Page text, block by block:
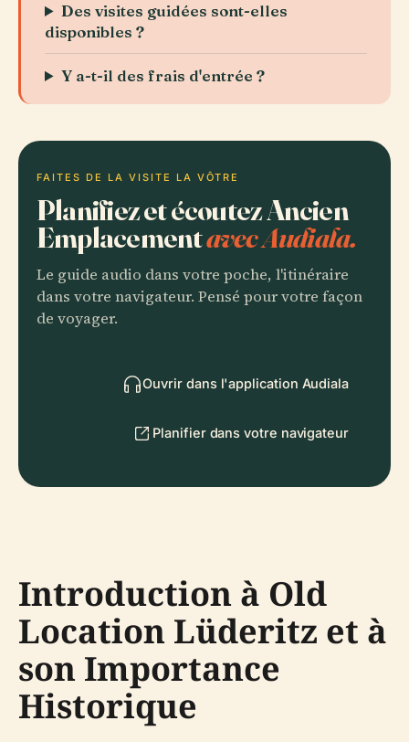
Des visites guidées sont-elles
disponibles ?
Y a-t-il des frais d'entrée ?
FAITES DE LA VISITE LA VÔTRE
Planifiez et écoutez Ancien
Emplacementavec Audiala.
Le guide audio dans votre poche, l'itinéraire
dans votre navigateur. Pensé pour votre façon
de voyager.
Ouvrir dans l'application Audiala
Planifier dans votre navigateur
Introduction à Old
Location Lüderitz et à
son Importance
Historique